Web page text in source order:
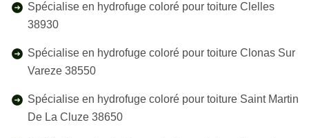
Spécialise en hydrofuge coloré pour toiture Clelles
38930
Spécialise en hydrofuge coloré pour toiture Clonas Sur
Vareze 38550
Spécialise en hydrofuge coloré pour toiture Saint Martin
De La Cluze 38650